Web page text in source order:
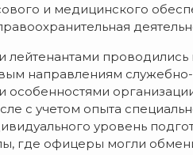
и медицинского
проводились
направлениям
особенностями
с учетом опыта
уровень
где офицеры могли